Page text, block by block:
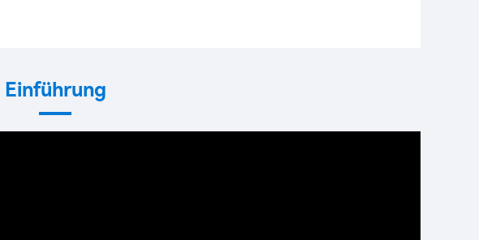
Einführung